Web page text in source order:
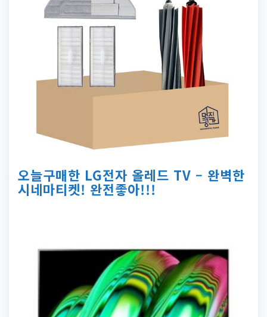
오늘구매한 LG전자 올레드 TV – 완벽한
시네마티켓! 완전좋아!!!